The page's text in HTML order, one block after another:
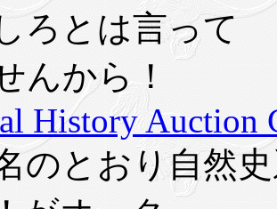
ろとは言って
んから！
History Auction
のとおり自然